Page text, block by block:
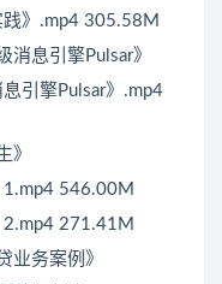
》.mp4 305.58M
息引擎Pulsar》
引擎Pulsar》.mp4
》
1.mp4 546.00M
2.mp4 271.41M
业务案例》